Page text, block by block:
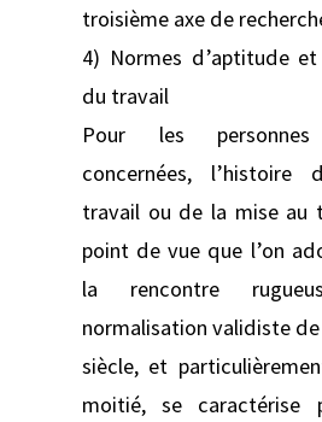
troisième axe de
4) Normes d’aptitude
du travail
Pour les personnes
concernées, l’histoire
travail ou de la mise au
point de vue que l’on
la rencontre
normalisation validiste de
siècle, et
moitié, se caractérise